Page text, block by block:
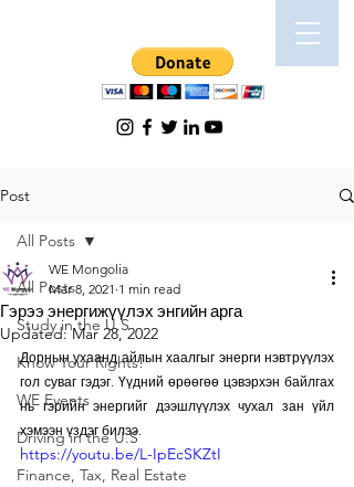
Post
All Posts
Study in the U.S
Know Your Rights!
WE Events
Driving in the U.S
Finance, Tax, Real Estate
All Posts
Гэрээ энергижүүлэх энгийн арга
WE Mongolia
Mar 8, 2021 1 min read
Updated:Mar 28, 2022
Дорнын ухаанд айлын хаалгыг энерги нэвтрүүлэх
гол суваг гэдэг. Үүдний өрөөгөө цэвэрхэн байлгах
нь гэрийн энергийг дээшлүүлэх чухал зан үйл
хэмээн үздэг билээ.
https://youtu.be/L-IpEcSKZtI